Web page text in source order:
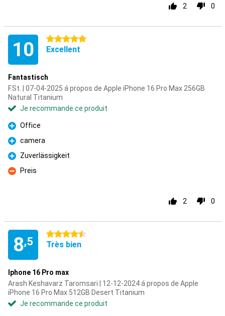
2 0
10 5 étoiles
Excellent
Fantastisch
F.St. | 07-04-2025 á propos de Apple iPhone 16 Pro Max 256GB
Natural Titanium
Je recommande ce produit
Pour
Office
Pour
camera
Pour
Zuverlässigkeit
Contre
Preis
2 0
8,5
4.5 étoiles
Très bien
Iphone 16 Pro max
Arash Keshavarz Taromsari | 12-12-2024 á propos de Apple
iPhone 16 Pro Max 512GB Desert Titanium
Je recommande ce produit